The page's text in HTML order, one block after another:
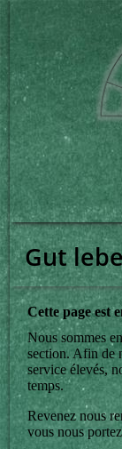
Gut
Cette page est
Nous sommes
section. Afin de
service élevés,
temps.
Revenez nous
vous nous